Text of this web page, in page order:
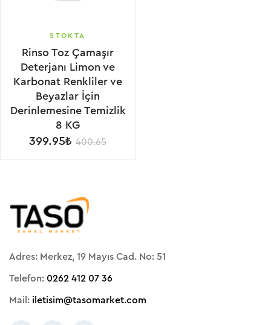
STOKTA
Rinso Toz Çamaşır
Deterjanı Limon ve
Karbonat Renkliler ve
Beyazlar İçin
Derinlemesine Temizlik
8 KG
399.95₺ 400.65
Adres: Merkez, 19 Mayıs Cad. No: 51
Telefon: 0262 412 07 36
Mail: iletisim@tasomarket.com